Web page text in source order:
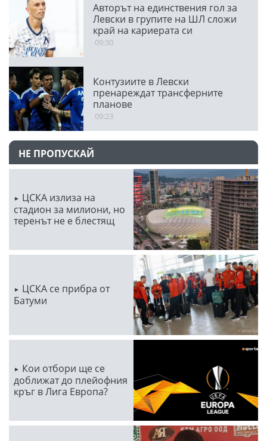
Авторът на единствения гол за
Левски в групите на ШЛ сложи
край на кариерата си
09:30
Контузиите в Левски
пренареждат трансферните
планове
09:23
НЕ ПРОПУСКАЙ
ЦСКА излиза на
стадион за милиони, но
теренът не е блестящ
ЦСКА се прибра от
Батуми
Кои отбори ще се
доближат до плейофния
кръг в Лига Европа?